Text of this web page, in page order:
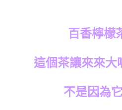
百香檸檬
這個茶讓來來大
不是因為